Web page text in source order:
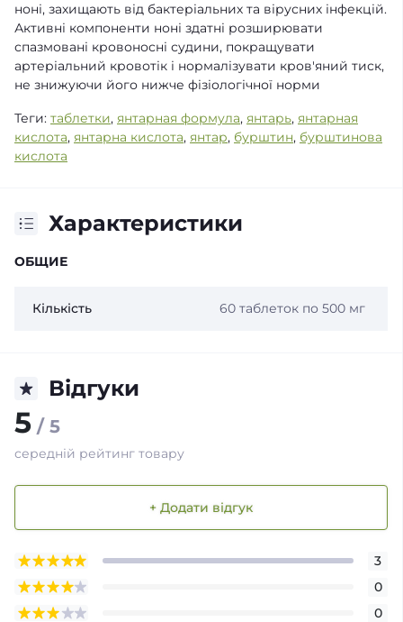
ноні, захищають від бактеріальних та вірусних інфекцій.
Активні компоненти ноні здатні розширювати
спазмовані кровоносні судини, покращувати
артеріальний кровотік і нормалізувати кров'яний тиск,
не знижуючи його нижче фізіологічної норми
Теги: таблетки, янтарная формула, янтарь, янтарная
кислота, янтарна кислота, янтар, бурштин, бурштинова
кислота
Характеристики
ОБЩИЕ
Кількість 60 таблеток по 500 мг
Відгуки
5 / 5
середній рейтинг товару
+ Додати відгук
3
0
0